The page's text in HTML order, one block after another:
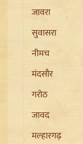
Ladakh
पर लद्दाख, LG ने
आभार
जावरा
सुवासरा
नीमच
मंदसौर
गरोठ
जावद
मल्हारगढ़